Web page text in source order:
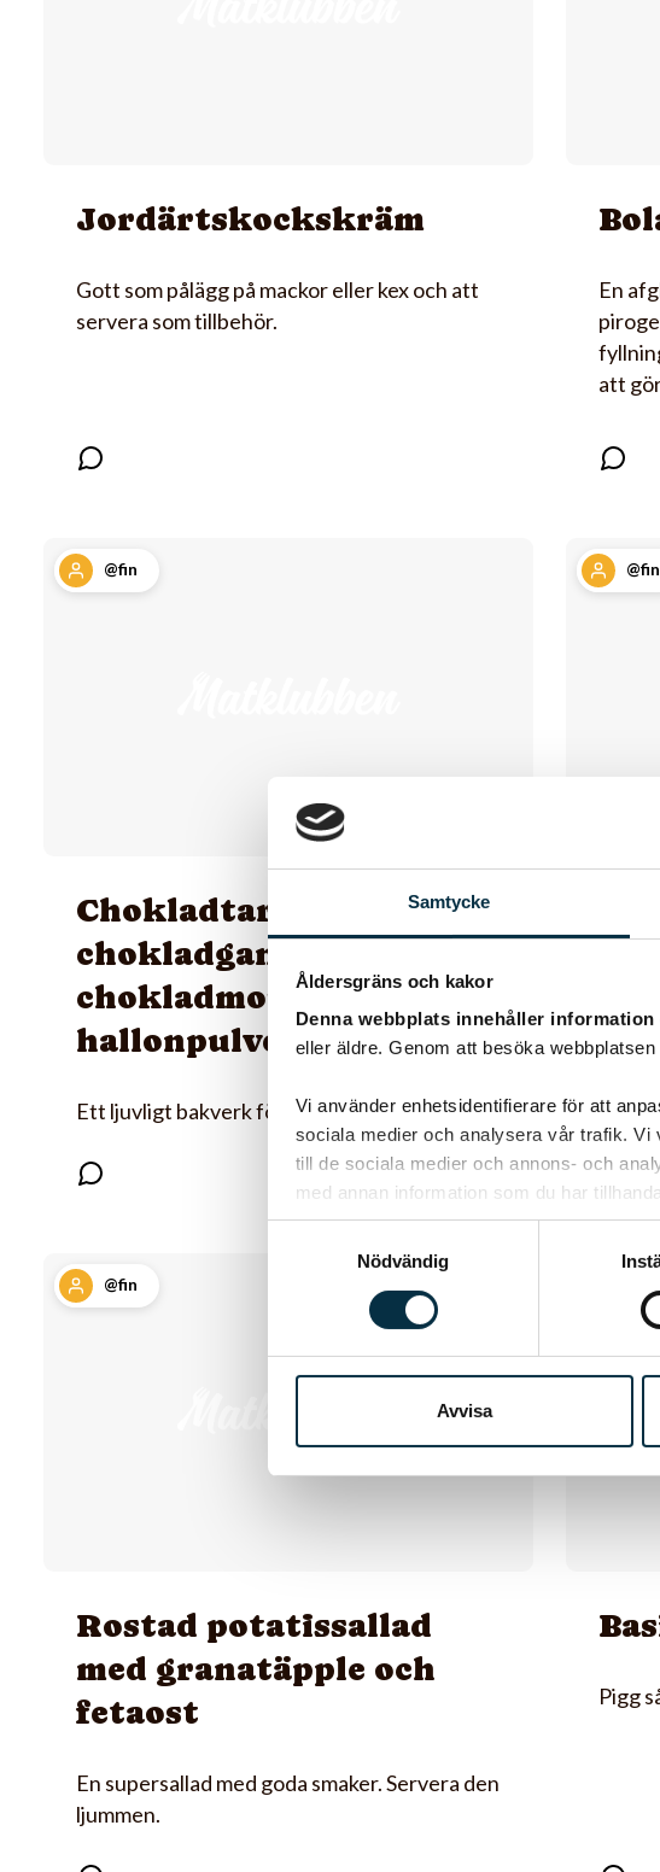
Samtycke
Åldersgräns och kakor
Denna webbplats innehåller
eller äldre. Genom att besöka
Vi använder enhetsidentifierare för att
sociala medier och analysera vår trafik. Vi
till de sociala medier och annons- och
med annan information som du har
Nödvändig
Avvisa
Jordärtskockskräm
Gott som pålägg på mackor eller kex och att
servera som tillbehör.
En
att
@fin
Chokladtartelette med
chokladganche,
chokladmousse och
hallonpulver
Ett ljuvligt bakverk för alla chokladälskare!
@fin
och
bara
@fin
Rostad potatissallad
med granatäpple och
fetaost
En supersallad med goda smaker. Servera den
ljummen.
Pigg